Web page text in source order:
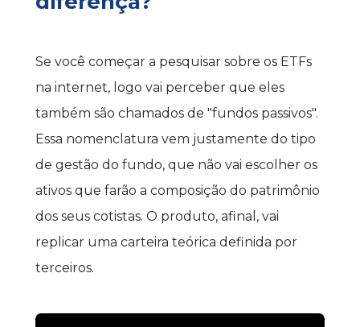
Se você começar a pesquisar sobre os ETFs
na internet, logo vai perceber que eles
também são chamados de "fundos passivos".
Essa nomenclatura vem justamente do tipo
de gestão do fundo, que não vai escolher os
ativos que farão a composição do patrimônio
dos seus cotistas. O produto, afinal, vai
replicar uma carteira teórica definida por
terceiros.